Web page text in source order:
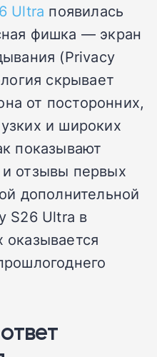
Ultra появилась
фишка — экран
(Privacy
скрывает
от посторонних,
и широких
показывают
отзывы первых
дополнительной
S26 Ultra в
оказывается